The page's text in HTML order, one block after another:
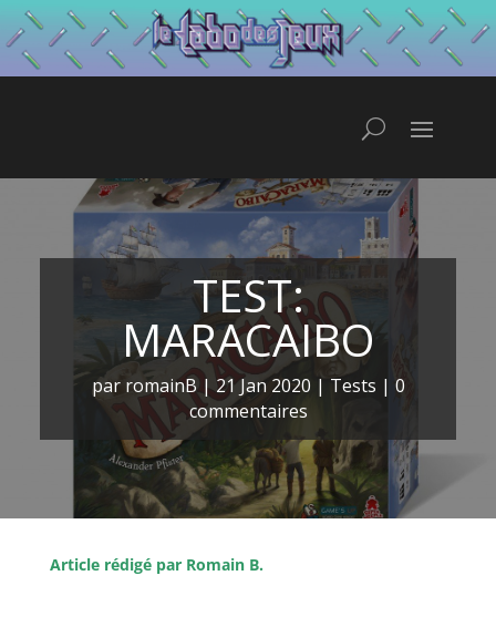
TEST:
MARACAIBO
par romainB|21 Jan 2020 | Tests | 0
commentaires
Article rédigé par Romain B.